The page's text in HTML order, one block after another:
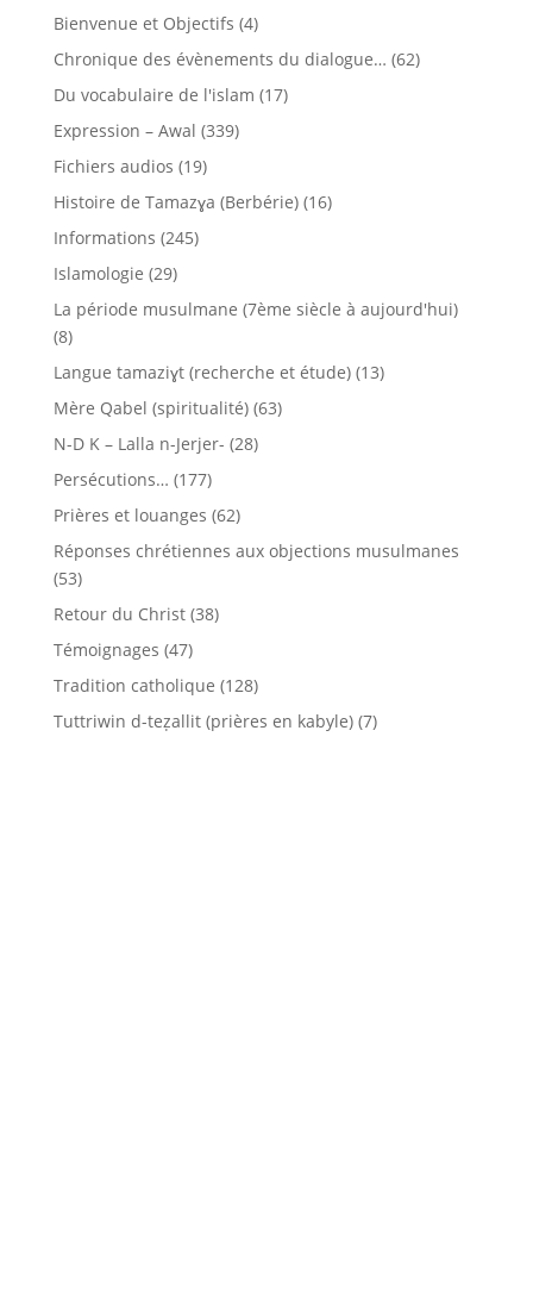
Bienvenue et Objectifs (4)
Chronique des évènements du dialogue… (62)
Du vocabulaire de l'islam (17)
Expression – Awal (339)
Fichiers audios (19)
Histoire de Tamazɣa (Berbérie)(16)
Informations (245)
Islamologie (29)
La période musulmane (7ème siècle à aujourd'hui)
(8)
Langue tamaziɣt (recherche et étude)(13)
Mère Qabel (spiritualité)(63)
N-D K – Lalla n-Jerjer- (28)
Persécutions… (177)
Prières et louanges (62)
Réponses chrétiennes aux objections musulmanes
(53)
Retour du Christ(38)
Témoignages (47)
Tradition catholique (128)
Tuttriwin d-teẓallit (prières en kabyle)(7)